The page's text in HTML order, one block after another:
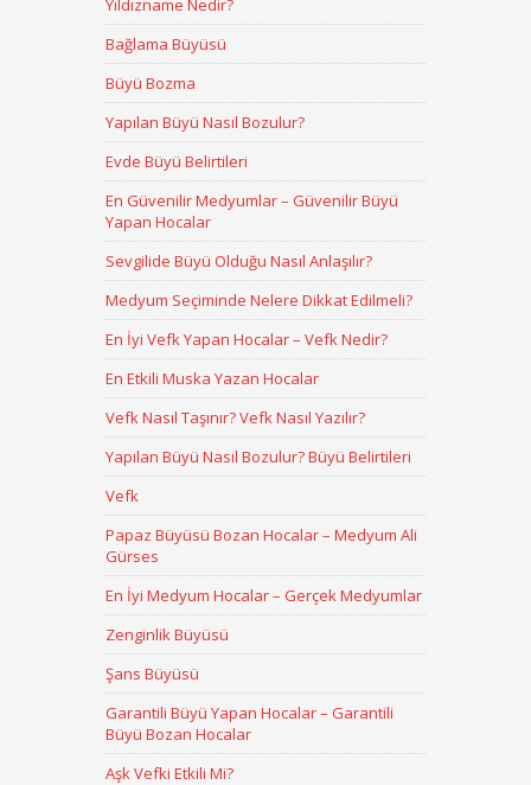
Yıldızname Nedir?
Bağlama Büyüsü
Büyü Bozma
Yapılan Büyü Nasıl Bozulur?
Evde Büyü Belirtileri
En Güvenilir Medyumlar – Güvenilir Büyü
Yapan Hocalar
Sevgilide Büyü Olduğu Nasıl Anlaşılır?
Medyum Seçiminde Nelere Dikkat Edilmeli?
En İyi Vefk Yapan Hocalar – Vefk Nedir?
En Etkili Muska Yazan Hocalar
Vefk Nasıl Taşınır? Vefk Nasıl Yazılır?
Yapılan Büyü Nasıl Bozulur? Büyü Belirtileri
Vefk
Papaz Büyüsü Bozan Hocalar – Medyum Ali
Gürses
En İyi Medyum Hocalar – Gerçek Medyumlar
Zenginlik Büyüsü
Şans Büyüsü
Garantili Büyü Yapan Hocalar – Garantili
Büyü Bozan Hocalar
Aşk Vefki Etkili Mi?